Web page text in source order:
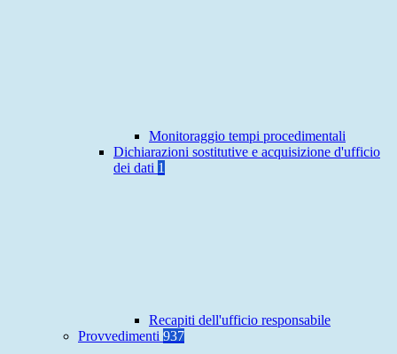
Monitoraggio tempi procedimentali
Dichiarazioni sostitutive e acquisizione d'ufficio
dei dati 1
Recapiti dell'ufficio responsabile
Provvedimenti 937